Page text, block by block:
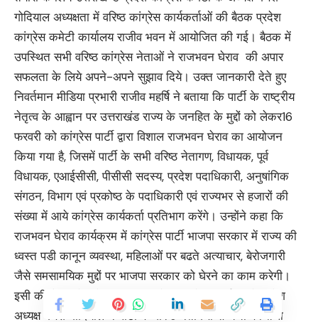
गोदियाल अध्यक्षता में वरिष्ठ कांग्रेस कार्यकर्ताओं की बैठक प्रदेश
कांग्रेस कमेटी कार्यालय राजीव भवन में आयोजित की गई। बैठक में
उपस्थित सभी वरिष्ठ कांग्रेस नेताओं ने राजभवन घेराव की अपार
सफलता के लिये अपने-अपने सुझाव दिये। उक्त जानकारी देते हुए
निवर्तमान मीडिया प्रभारी राजीव महर्षि ने बताया कि पार्टी के राष्ट्रीय
नेतृत्व के आह्वान पर उत्तराखंड राज्य के जनहित के मुद्दों को लेकर16
फरवरी को कांग्रेस पार्टी द्वारा विशाल राजभवन घेराव का आयोजन
किया गया है, जिसमें पार्टी के सभी वरिष्ठ नेतागण, विधायक, पूर्व
विधायक, एआईसीसी, पीसीसी सदस्य, प्रदेश पदाधिकारी, अनुषांगिक
संगठन, विभाग एवं प्रकोष्ठ के पदाधिकारी एवं राज्यभर से हजारों की
संख्या में आये कांग्रेस कार्यकर्ता प्रतिभाग करेंगे। उन्होंने कहा कि
राजभवन घेराव कार्यक्रम में कांग्रेस पार्टी भाजपा सरकार में राज्य की
ध्वस्त पडी कानून व्यवस्था, महिलाओं पर बढते अत्याचार, बेरोजगारी
जैसे समसामयिक मुद्दों पर भाजपा सरकार को घेरने का काम करेगी।
इसी की तैयारी के मद्देनजर आज प्रदेश कांग्रेस कार्यालय में प्रदेश
अध्यक्ष गणेश गोदियाल ने पार्टी के वरिष्ठ नेतागणों से चर्चा की तथा